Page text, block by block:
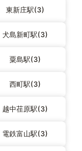
東新庄駅(3)
犬島新町駅(3)
粟島駅(3)
西町駅(3)
越中荏原駅(3)
電鉄富山駅(3)